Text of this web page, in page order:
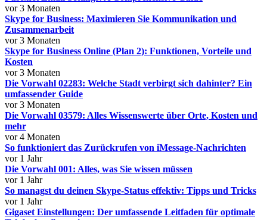
vor 3 Monaten
Skype for Business: Maximieren Sie Kommunikation und
Zusammenarbeit
vor 3 Monaten
Skype for Business Online (Plan 2): Funktionen, Vorteile und
Kosten
vor 3 Monaten
Die Vorwahl 02283: Welche Stadt verbirgt sich dahinter? Ein
umfassender Guide
vor 3 Monaten
Die Vorwahl 03579: Alles Wissenswerte über Orte, Kosten und
mehr
vor 4 Monaten
So funktioniert das Zurückrufen von iMessage-Nachrichten
vor 1 Jahr
Die Vorwahl 001: Alles, was Sie wissen müssen
vor 1 Jahr
So managst du deinen Skype-Status effektiv: Tipps und Tricks
vor 1 Jahr
Gigaset Einstellungen: Der umfassende Leitfaden für optimale